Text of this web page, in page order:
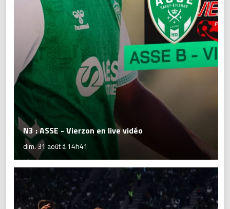
N3 : ASSE - Vierzon en live vidéo
dim. 31 août à 14h41